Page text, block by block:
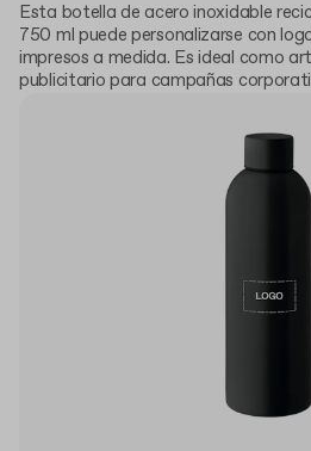
Esta botella de acero inoxidable
750 ml puede personalizarse con
impresos a medida. Es ideal como
publicitario para campañas